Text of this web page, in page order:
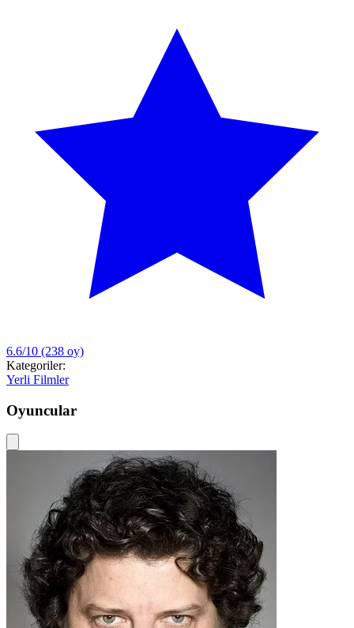
6.6/10 (238 oy)
Kategoriler:
Yerli Filmler
Oyuncular